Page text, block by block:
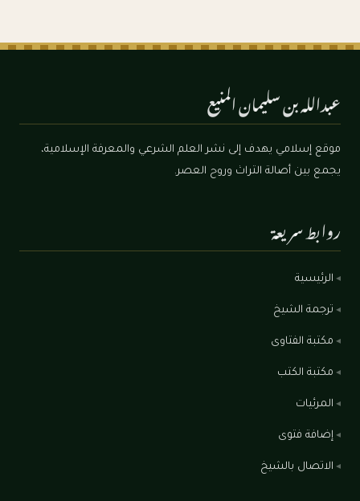
عبدالله بن سليمان المنيع
موقع إسلامي يهدف إلى نشر العلم الشرعي والمعرفة الإسلامية،
يجمع بين أصالة التراث وروح العصر.
روابط سريعة
الرئيسية
ترجمة الشيخ
مكتبة الفتاوى
مكتبة الكتب
المرئيات
إضافة فتوى
الاتصال بالشيخ